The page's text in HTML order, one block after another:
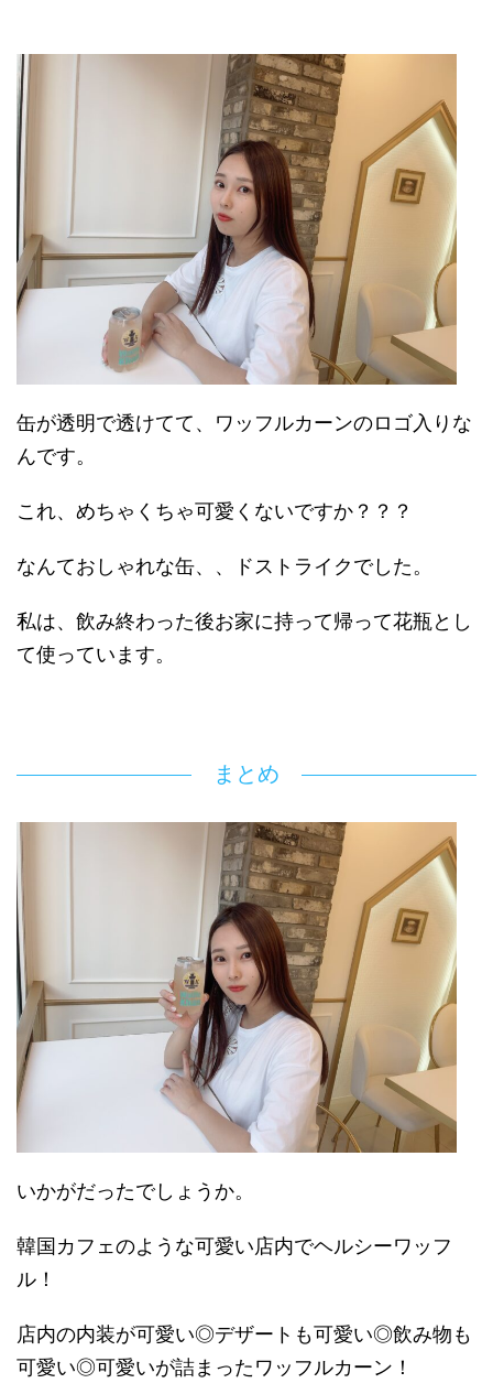
缶が透明で透けてて、ワッフルカーンのロゴ入りな
んです。
これ、めちゃくちゃ可愛くないですか？？？
なんておしゃれな缶、、ドストライクでした。
私は、飲み終わった後お家に持って帰って花瓶とし
て使っています。
まとめ
いかがだったでしょうか。
韓国カフェのような可愛い店内でヘルシーワッフ
ル！
店内の内装が可愛い◎デザートも可愛い◎飲み物も
可愛い◎可愛いが詰まったワッフルカーン！